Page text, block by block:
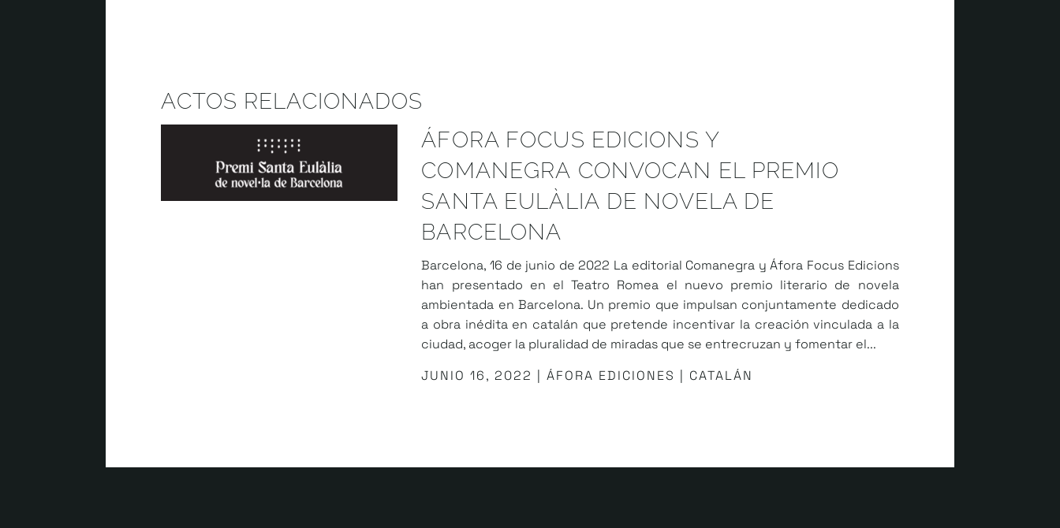
ACTOS RELACIONADOS
ÁFORA FOCUS EDICIONS Y
COMANEGRA CONVOCAN EL PREMIO
SANTA EULÀLIA DE NOVELA DE
BARCELONA
Barcelona, 16 de junio de 2022 La editorial Comanegra y Áfora Focus Edicions
han presentado en el Teatro Romea el nuevo premio literario de novela
ambientada en Barcelona. Un premio que impulsan conjuntamente dedicado
a obra inédita en catalán que pretende incentivar la creación vinculada a la
ciudad, acoger la pluralidad de miradas que se entrecruzan y fomentar el...
JUNIO 16, 2022 | ÁFORA EDICIONES | CATALÁN